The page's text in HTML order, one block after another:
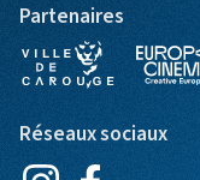
Partenaires
Réseaux sociaux